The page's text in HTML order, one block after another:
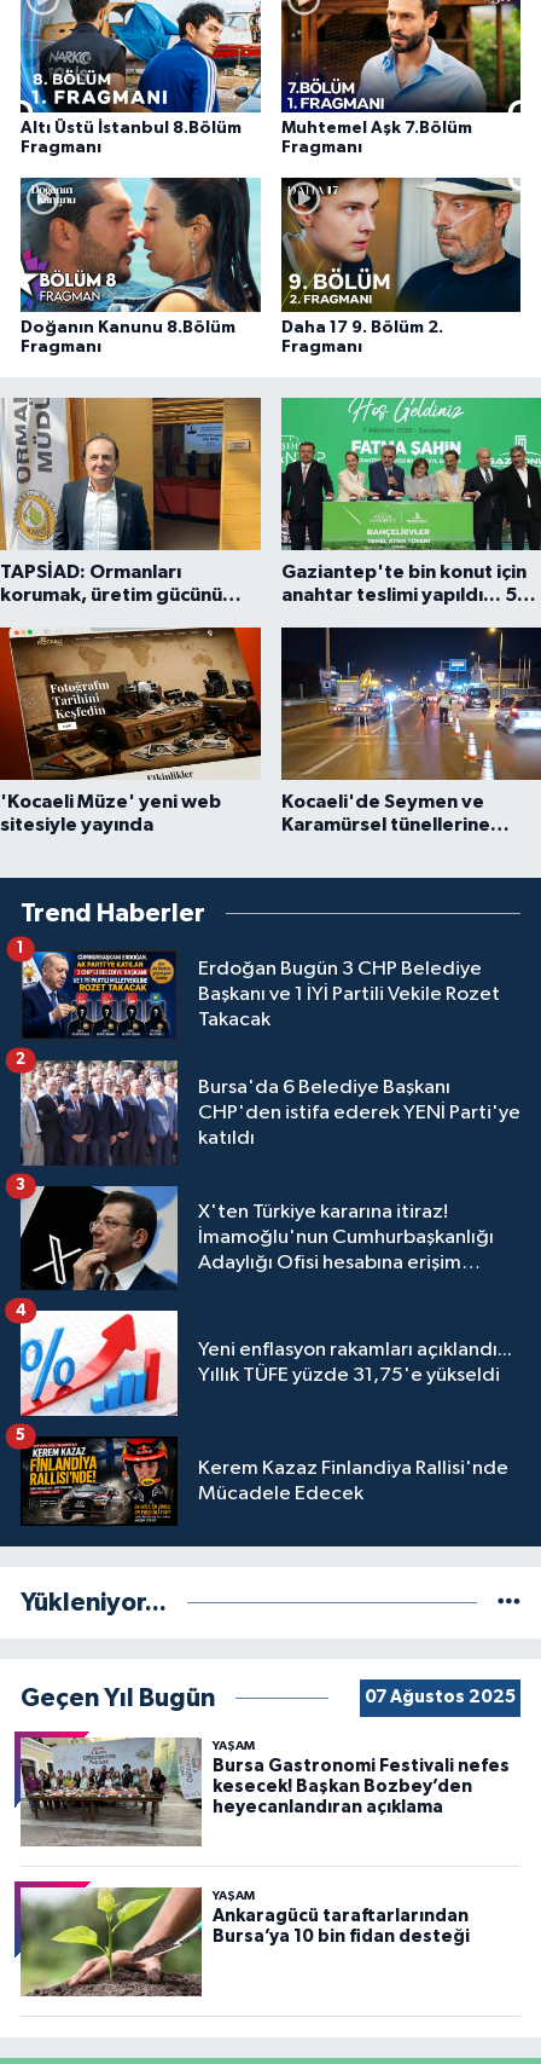
Altı Üstü İstanbul 8.Bölüm
Fragmanı
Muhtemel Aşk 7.Bölüm
Fragmanı
Doğanın Kanunu 8.Bölüm
Fragmanı
Daha 17 9. Bölüm 2.
Fragmanı
TAPSİAD: Ormanları
korumak, üretim gücünü
Gaziantep'te bin konut için
anahtar teslimi yapıldı... 5
'Kocaeli Müze' yeni web
sitesiyle yayında
Kocaeli'de Seymen ve
Karamürsel tünellerine
Trend Haberler
Erdoğan Bugün 3 CHP Belediye
Başkanı ve 1 İYİ Partili Vekile Rozet
Takacak
1
Bursa'da 6 Belediye Başkanı
CHP'den istifa ederek YENİ Parti'ye
katıldı
2
X'ten Türkiye kararına itiraz!
İmamoğlu'nun Cumhurbaşkanlığı
Adaylığı Ofisi hesabına erişim
3
Yeni enflasyon rakamları açıklandı...
Yıllık TÜFE yüzde 31,75'e yükseldi
4
Kerem Kazaz Finlandiya Rallisi'nde
Mücadele Edecek
5
Yükleniyor...
Geçen Yıl Bugün 07 Ağustos 2025
YAŞAM
Bursa Gastronomi Festivali nefes
kesecek! Başkan Bozbey’den
heyecanlandıran açıklama
YAŞAM
Ankaragücü taraftarlarından
Bursa’ya 10 bin fidan desteği